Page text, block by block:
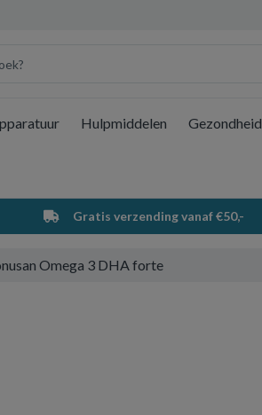
Hulpmiddelen Gezondheid
Gratis verzending vanaf €50,-
Omega 3 DHA forte